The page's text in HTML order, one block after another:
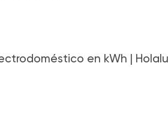
en kWh |